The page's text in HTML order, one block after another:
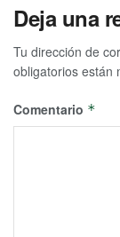
Deja una
Tu dirección de
obligatorios están
Comentario *